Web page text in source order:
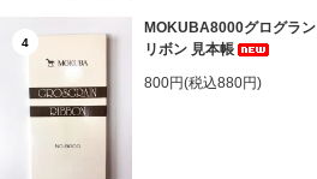
4
MOKUBA8000グログラン
リボン 見本帳
800円(税込880円)